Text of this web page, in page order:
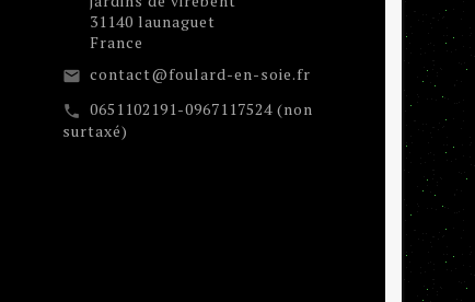
31140 launaguet
France
email contact@foulard-en-soie.fr
call 0651102191-0967117524 (non
surtaxé)